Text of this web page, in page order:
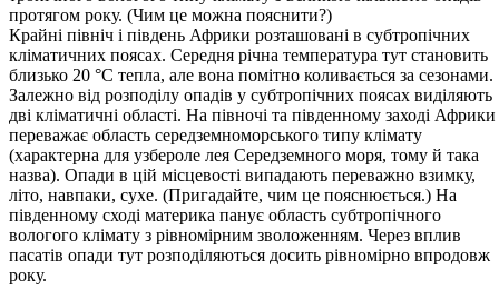
протягом року. (Чим це можна пояснити?)
Крайні північ і південь Африки розташовані в субтропічних
кліматичних поясах. Середня річна температура тут становить
близько 20 °С тепла, але вона помітно коливається за сезонами.
Залежно від розподілу опадів у субтропічних поясах виділяють
дві кліматичні області. На півночі та південному заході Африки
переважає область середземноморського типу клімату
(характерна для узбероле лея Середземного моря, тому й така
назва). Опади в цій місцевості випадають переважно взимку,
літо, навпаки, сухе. (Пригадайте, чим це пояснюється.) На
південному сході материка панує область субтропічного
вологого клімату з рівномірним зволоженням. Через вплив
пасатів опади тут розподіляються досить рівномірно впродовж
року.